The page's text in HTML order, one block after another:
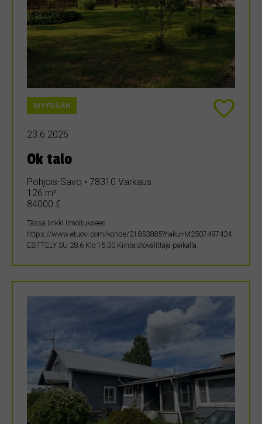
MYYDÄÄN
23.6.2026
Ok talo
Pohjois-Savo • 78310 Varkaus
126 m²
84000 €
Tässä linkki ilmoitukseen.
https://www.etuovi.com/kohde/21853885?haku=M2507497424
ESITTELY SU 28.6 Klo 15.00 Kiinteistövälittäjä paikalla.